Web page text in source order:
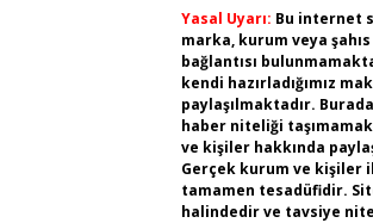
Yasal Uyarı: Bu internet
marka, kurum veya
bağlantısı
kendi hazırladığımız
paylaşılmaktadır.
haber niteliği
ve kişiler hakkında
Gerçek kurum ve kişiler
tamamen tesadüfidir.
halindedir ve tavsiye